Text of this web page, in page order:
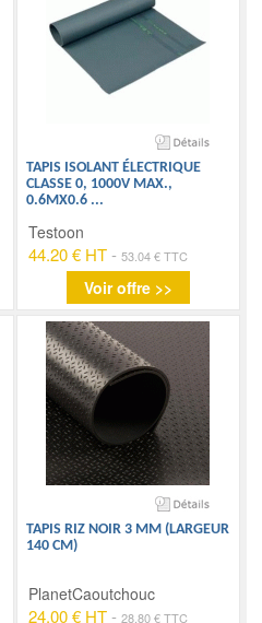
TAPIS ISOLANT ÉLECTRIQUE
CLASSE 0, 1000V MAX.,
0.6MX0.6 ...
Testoon
44.20 € HT- 53.04 € TTC
Voir offre >>
TAPIS RIZ NOIR 3 MM (LARGEUR
140 CM)
PlanetCaoutchouc
24.00 € HT- 28.80 € TTC